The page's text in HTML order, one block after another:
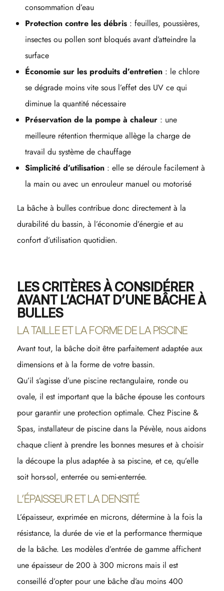
consommation d’eau
Protection contre les débris: feuilles, poussières,
insectes ou pollen sont bloqués avant d’atteindre la
surface
Économie sur les produits d’entretien: le chlore
se dégrade moins vite sous l’effet des UV ce qui
diminue la quantité nécessaire
Préservation de la pompe à chaleur: une
meilleure rétention thermique allège la charge de
travail du système de chauffage
Simplicité d’utilisation: elle se déroule facilement à
la main ou avec un enrouleur manuel ou motorisé
La bâche à bulles contribue donc directement à la
durabilité du bassin, à l’économie d’énergie et au
confort d’utilisation quotidien.
LES CRITÈRES À CONSIDÉRER
AVANT L’ACHAT D’UNE BÂCHE À
BULLES
LA TAILLE ET LA FORME DE LA PISCINE
Avant tout, la bâche doit être parfaitement adaptée aux
dimensions et à la forme de votre bassin.
Qu’il s’agisse d’une piscine rectangulaire, ronde ou
ovale, il est important que la bâche épouse les contours
pour garantir une protection optimale. Chez Piscine &
Spas, installateur de piscine dans la Pévèle, nous aidons
chaque client à prendre les bonnes mesures et à choisir
la découpe la plus adaptée à sa piscine, et ce, qu’elle
soit hors-sol, enterrée ou semi-enterrée.
L’ÉPAISSEUR ET LA DENSITÉ
L’épaisseur, exprimée en microns, détermine à la fois la
résistance, la durée de vie et la performance thermique
de la bâche. Les modèles d’entrée de gamme affichent
une épaisseur de 200 à 300 microns mais il est
conseillé d’opter pour une bâche d’au moins 400